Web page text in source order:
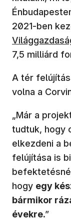
2021-ben
7,5 milliárd
A tér
volna a
„Már a
tudtuk, hogy
elkezdeni a
felújítása is
hogy egy
bármikor
évekre.”